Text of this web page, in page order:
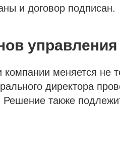
и договор подписан.
управления
меняется не
директора
также